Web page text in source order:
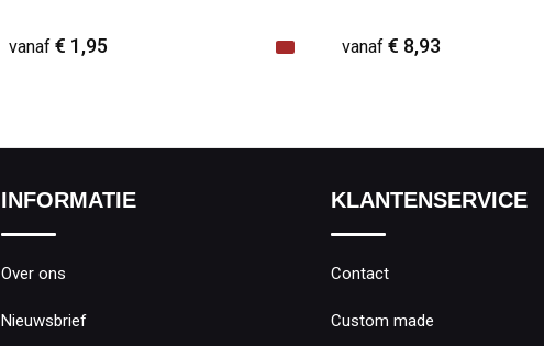
vanaf€ 1,95 vanaf € 8,93
INFORMATIE
Over ons
Nieuwsbrief
KLANTENSERVICE
Contact
Custom made